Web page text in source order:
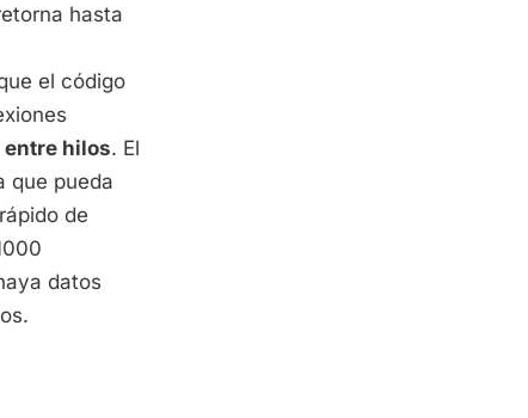
hasta
el código
hilos. El
que pueda
de
datos